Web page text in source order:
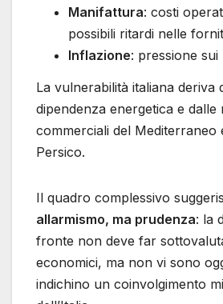
Manifattura: costi
possibili ritardi nelle
Inflazione: pressione sui
La vulnerabilità italiana deriva
dipendenza energetica e dalle
commerciali del Mediterraneo
Persico.
Il quadro complessivo
allarmismo, ma prudenza: la
fronte non deve far
economici, ma non vi sono
indichino un coinvolgimento